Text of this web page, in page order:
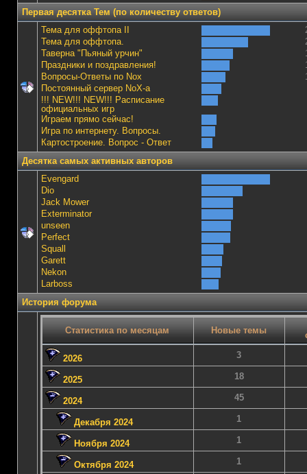
Первая десятка Тем (по количеству ответов)
Тема для оффтопа II
Тема для оффтопа.
Таверна "Пьяный урчин"
Праздники и поздравления!
Вопросы-Ответы по Nox
Постоянный сервер NoX-а
!!! NEW!!! NEW!!! Расписание
официальных игр
Играем прямо сейчас!
Игра по интернету. Вопросы.
Картостроение. Вопрос - Ответ
Десятка самых активных авторов
Evengard
Dio
Jack Mower
Exterminator
unseen
Perfect
Squall
Garett
Nekon
Lаrboss
История форума
Статистика по месяцам Новые темы
2026 3
2025 18
2024 45
Декабря 2024 1
Ноября 2024 1
Октября 2024
1